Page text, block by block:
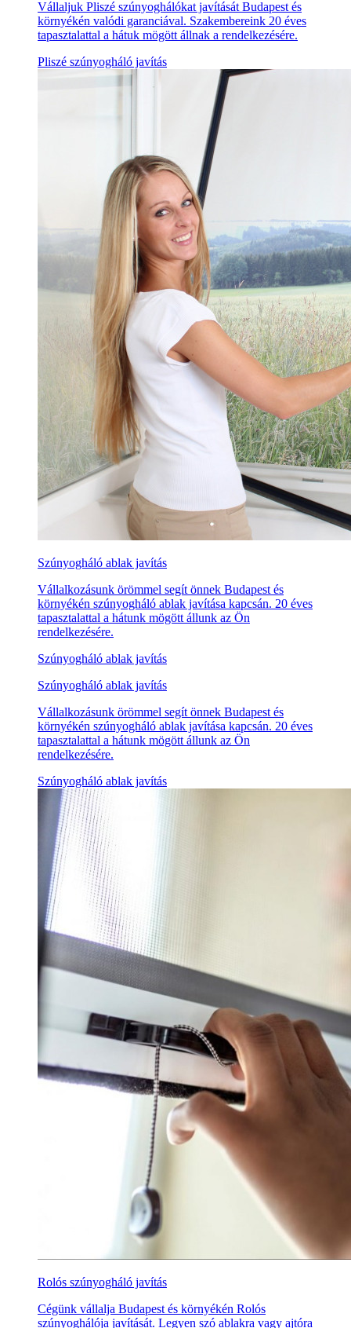
Vállaljuk Pliszé szúnyoghálókat javítását Budapest és
környékén valódi garanciával. Szakembereink 20 éves
tapasztalattal a hátuk mögött állnak a rendelkezésére.
Pliszé szúnyogháló javítás
Szúnyogháló ablak javítás
Vállalkozásunk örömmel segít önnek Budapest és
környékén szúnyogháló ablak javítása kapcsán. 20 éves
tapasztalattal a hátunk mögött állunk az Ön
rendelkezésére.
Szúnyogháló ablak javítás
Szúnyogháló ablak javítás
Vállalkozásunk örömmel segít önnek Budapest és
környékén szúnyogháló ablak javítása kapcsán. 20 éves
tapasztalattal a hátunk mögött állunk az Ön
rendelkezésére.
Szúnyogháló ablak javítás
Rolós szúnyogháló javítás
Cégünk vállalja Budapest és környékén Rolós
szúnyoghálója javítását. Legyen szó ablakra vagy ajtóra